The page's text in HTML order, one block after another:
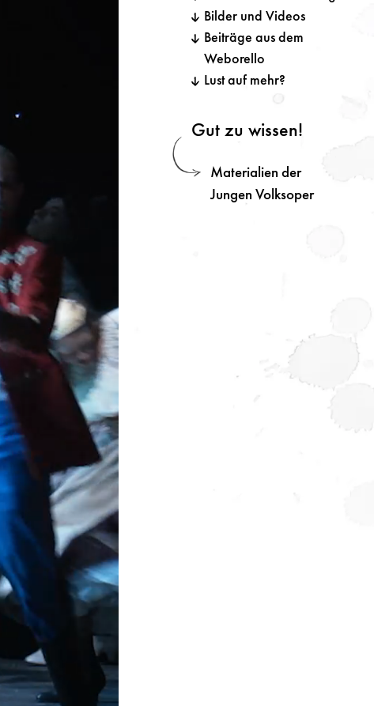
Bilder und Videos
Beiträge aus dem
Weborello
Lust auf mehr?
Gut zu wissen!
Materialien der
Jungen Volksoper